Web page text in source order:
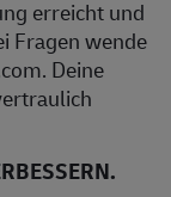
erreicht und
Fragen wende
Deine